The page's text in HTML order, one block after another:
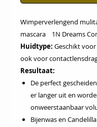
Wimperverlengend
mascara 1N Dreams
Huidtype: Geschikt
ook voor
Resultaat:
De perfect
er langer uit en
onweerstaanbaar
Bijenwas en